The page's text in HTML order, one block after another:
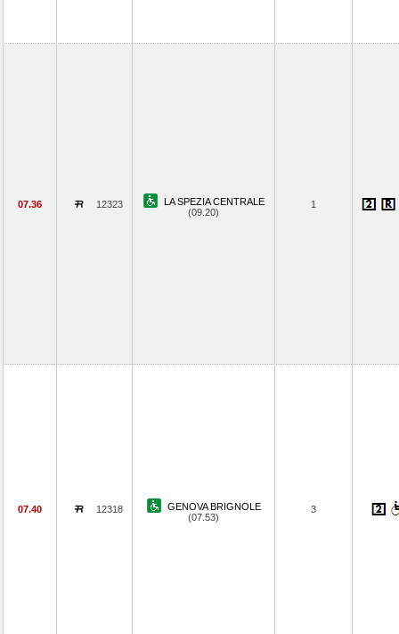
07.36 12323
LA SPEZIA CENTRALE
(09.20)
1
07.40 12318
GENOVA BRIGNOLE
(07.53)
3